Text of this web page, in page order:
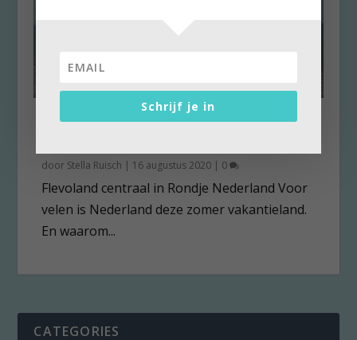
Marker Wadden; onnatuurlijke
door Stella Ruisch | 16 augustus 2020 | 0
Flevoland centraal in Rondje Nederland Voor
velen is Nederland deze zomer vakantieland.
En waarom...
CATEGORIES
Schrijf je in